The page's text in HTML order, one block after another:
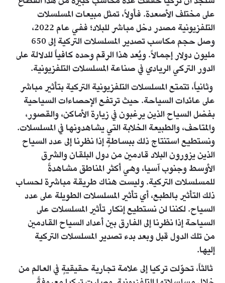
على مختلف الأصعدة. فأولاً، تمثل مبيعات المسلسلات
التلفزيونية مصدر دخل مباشر للبلاد؛ ففي عام 2022،
وصل حجم مكاسب تصدير المسلسلات التركية إلى 650
مليون دولار إجمالاً. ويُعد هذا الرقم وحده كافياً للدلالة على
الدور التركي الريادي في صناعة المسلسلات التلفزيونية.
وثانياً، تتمتع المسلسلات التلفزيونية التركية بتأثير مباشر
على عائدات السياحة. حيث ترتفع الإحصاءات السياحية
بفضل السياح الذين يرغبون في زيارة الأماكن، والقصور،
والمتاحف، والطبيعة الخلابة التي يشاهدونها في المسلسلات.
ونستطيع استنتاج ذلك ببساطةٍ إذا نظرنا إلى عدد السياح
الذين يزورون البلاد قادمين من دول البلقان والشرق
الأوسط وجنوب آسيا، وهي أكثر المناطق مشاهدةً
للمسلسلات التركية. وليست هناك طريقة مباشرة لحساب
ذلك التأثير بالطبع، أي تأثير المسلسلات الطويلة على عدد
السياح. لكننا لن نستطيع إنكار تأثير المسلسلات على
السياحة إذا نظرنا إلى الفارق بين أعداد السياح القادمين
من تلك الدول قبل وبعد بدء تصدير المسلسلات التركية
إليها.
ثالثاً، تحوّلت تركيا إلى علامة تجارية حقيقيةٍ في العالم من